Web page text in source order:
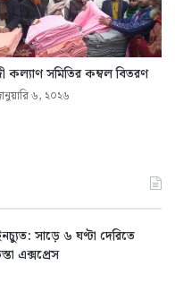
কল্যাণ সমিতির কম্বল বিতরণ
৬, ২০২৬
সাড়ে ৬ ঘণ্টা দেরিতে
এক্সপ্রেস